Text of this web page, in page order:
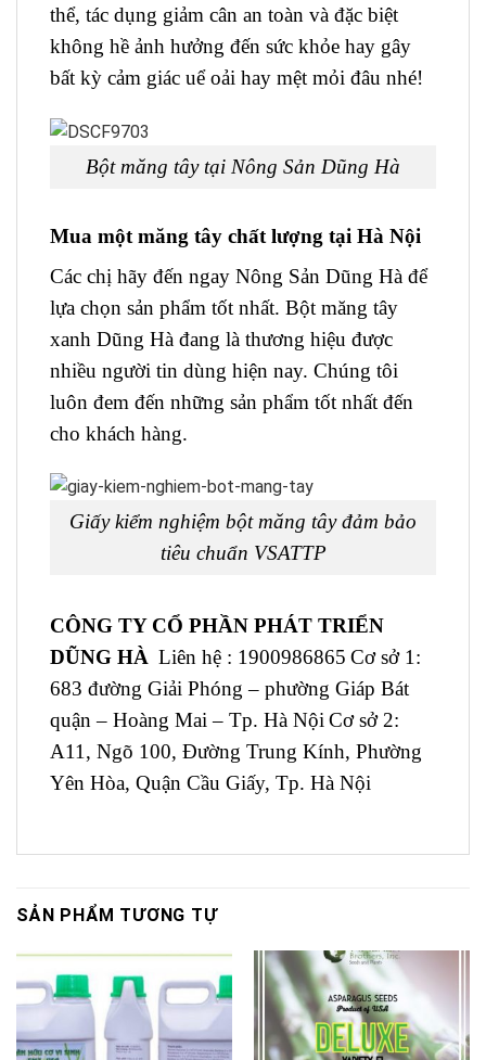
thể, tác dụng giảm cân an toàn và đặc biệt
không hề ảnh hưởng đến sức khỏe hay gây
bất kỳ cảm giác uể oải hay mệt mỏi đâu nhé!
Bột măng tây tại Nông Sản Dũng Hà
Mua một măng tây chất lượng tại Hà Nội
Các chị hãy đến ngay Nông Sản Dũng Hà để
lựa chọn sản phẩm tốt nhất. Bột măng tây
xanh Dũng Hà đang là thương hiệu được
nhiều người tin dùng hiện nay. Chúng tôi
luôn đem đến những sản phẩm tốt nhất đến
cho khách hàng.
Giấy kiểm nghiệm bột măng tây đảm bảo
tiêu chuẩn VSATTP
CÔNG TY CỔ PHẦN PHÁT TRIỂN
DŨNG HÀ Liên hệ : 1900986865 Cơ sở 1:
683 đường Giải Phóng – phường Giáp Bát
quận – Hoàng Mai – Tp. Hà Nội Cơ sở 2:
A11, Ngõ 100, Đường Trung Kính, Phường
Yên Hòa, Quận Cầu Giấy, Tp. Hà Nội
SẢN PHẨM TƯƠNG TỰ